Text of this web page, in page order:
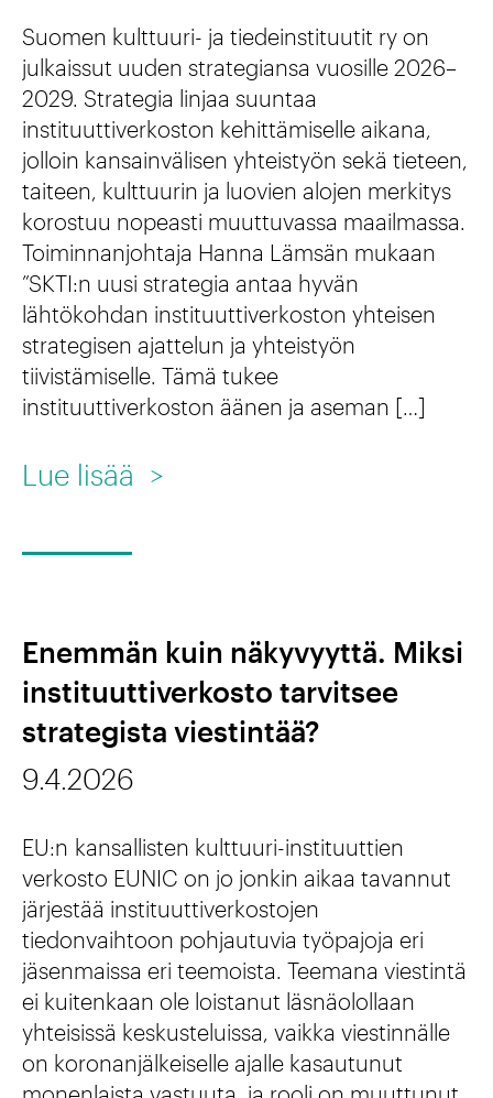
e
s
t
i
n
n
ä
n
a
s
i
t
i
j
Suomen kulttuuri- ja tiedeinstituutit ry on
julkaissut uuden strategiansa vuosille 2026–
2029. Strategia linjaa suuntaa
instituuttiverkoston kehittämiselle aikana,
jolloin kansainvälisen yhteistyön sekä tieteen,
taiteen, kulttuurin ja luovien alojen merkitys
korostuu nopeasti muuttuvassa maailmassa.
Toiminnanjohtaja Hanna Lämsän mukaan
”SKTI:n uusi strategia antaa hyvän
lähtökohdan instituuttiverkoston yhteisen
strategisen ajattelun ja yhteistyön
tiivistämiselle. Tämä tukee
instituuttiverkoston äänen ja aseman […]
Lue lisää
e
n
k
l
t
t
u
u
r
i
>
Enemmän kuin näkyvyyttä. Miksi
instituuttiverkosto tarvitsee
strategista viestintää?
9.4.2026
EU:n kansallisten kulttuuri-instituuttien
verkosto EUNIC on jo jonkin aikaa tavannut
järjestää instituuttiverkostojen
tiedonvaihtoon pohjautuvia työpajoja eri
jäsenmaissa eri teemoista. Teemana viestintä
ei kuitenkaan ole loistanut läsnäolollaan
yhteisissä keskusteluissa, vaikka viestinnälle
on koronanjälkeiselle ajalle kasautunut